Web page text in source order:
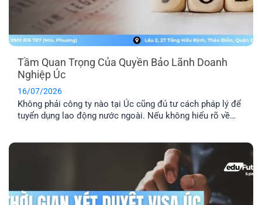
Tầm Quan Trọng Của Quyền Bảo Lãnh Doanh
Nghiệp Úc
16/07/2026
Không phải công ty nào tại Úc cũng đủ tư cách pháp lý để
tuyển dụng lao động nước ngoài. Nếu không hiểu rõ về